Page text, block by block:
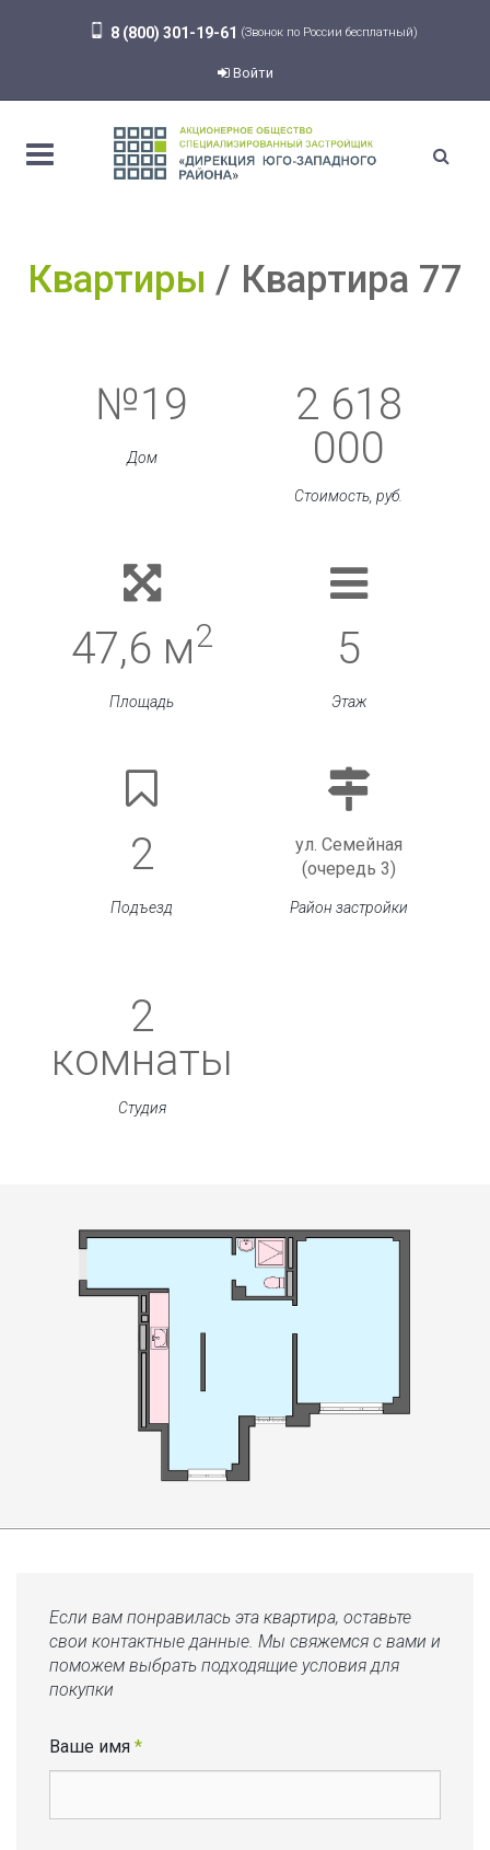
8 (800) 301-19-61 (Звонок по России бесплатный)
Войти
Квартиры Квартира 77
№19
Дом
2 618
000
Стоимость, руб.
47,6 м2
Площадь
5
Этаж
2
Подъезд
ул. Семейная
(очередь 3)
Район застройки
2
комнаты
Студия
Если вам понравилась эта квартира, оставьте
свои контактные данные. Мы свяжемся с вами и
поможем выбрать подходящие условия для
покупки
Ваше имя *